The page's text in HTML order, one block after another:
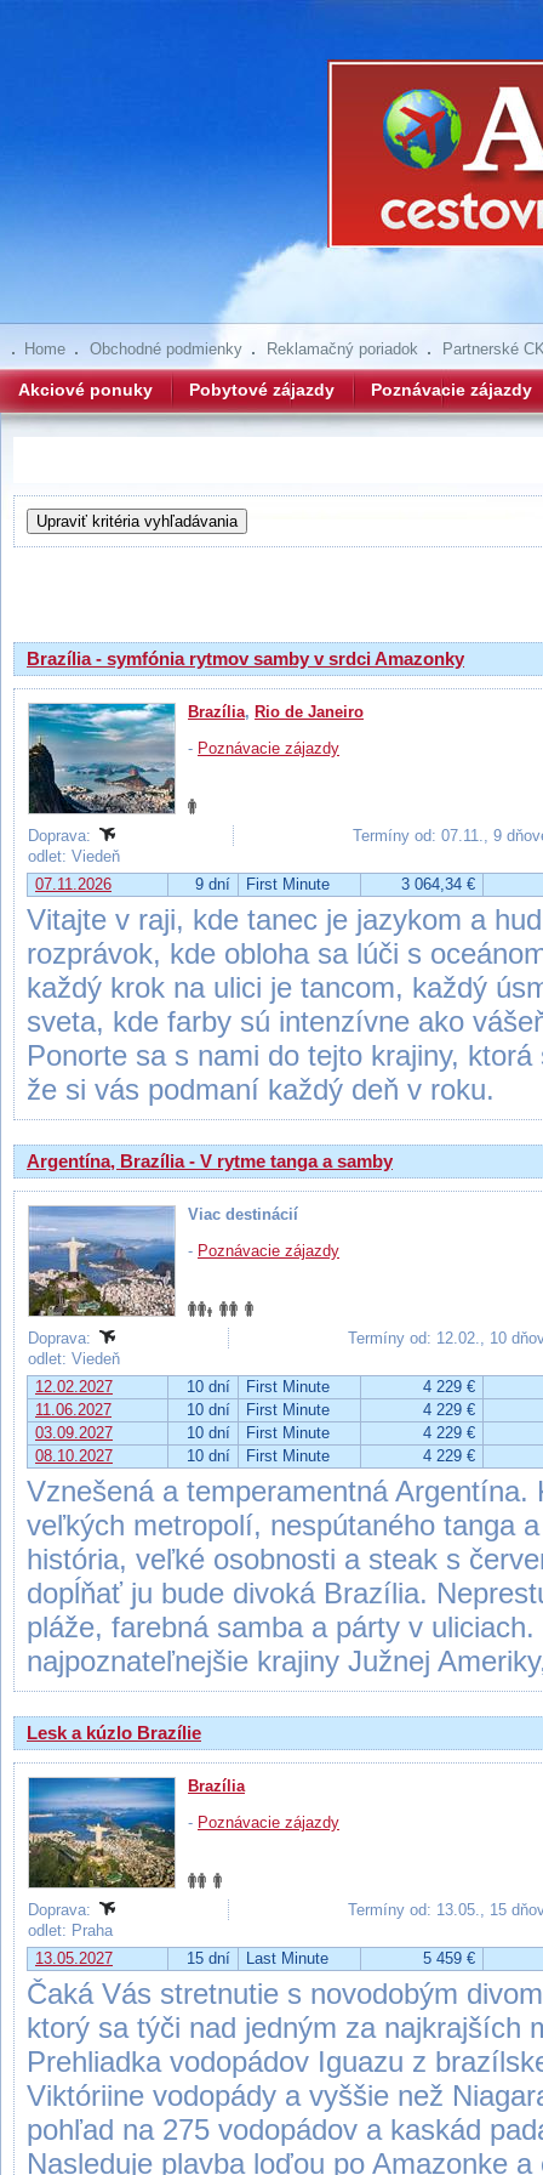
Home Obchodné podmienky Reklamačný poriadok Partnerské
Akciové ponuky Pobytové zájazdy Poznávacie zájazdy
Brazília - symfónia rytmov samby v srdci Amazonky
Brazília, Rio de Janeiro
- Poznávacie zájazdy
Doprava:
Termíny od: 07.11., 9
odlet: Viedeň
07.11.2026
9 dní First Minute 3 064,34 €
Vitajte v raji, kde tanec je jazykom a
rozprávok, kde obloha sa lúči s
každý krok na ulici je tancom, každý
sveta, kde farby sú intenzívne ako
Ponorte sa s nami do tejto krajiny,
že si vás podmaní každý deň v roku.
Argentína, Brazília - V rytme tanga a samby
Viac destinácií
- Poznávacie zájazdy
Doprava:
Termíny od: 12.02., 10
odlet: Viedeň
12.02.2027
10 dní First Minute
4 229 €
11.06.2027
10 dní First Minute
4 229 €
03.09.2027
10 dní First Minute
4 229 €
08.10.2027
10 dní First Minute 4 229 €
Vznešená a temperamentná Argentína.
veľkých metropolí, nespútaného tanga
história, veľké osobnosti a steak s
dopĺňať ju bude divoká Brazília.
pláže, farebná samba a párty v
najpoznateľnejšie krajiny Južnej
Lesk a kúzlo Brazílie
Brazília
- Poznávacie zájazdy
Doprava:
Termíny od: 13.05., 15
odlet: Praha
13.05.2027
15 dní Last Minute 5 459 €
Čaká Vás stretnutie s novodobým
ktorý sa týči nad jedným za najkrajších
Prehliadka vodopádov Iguazu z
Viktóriine vodopády a vyššie než
pohľad na 275 vodopádov a kaskád
Nasleduje plavba loďou po Amazonke